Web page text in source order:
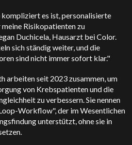
es ist, personalisierte
Risikopatienten zu
Duchicela, Hausarzt bei Color.
sich ständig weiter, und die
sind nicht immer sofort klar."
arbeiten seit 2023 zusammen, um
von Krebspatienten und die
zu verbessern. Sie nennen
Workflow", der im Wesentlichen
unterstützt, ohne sie in